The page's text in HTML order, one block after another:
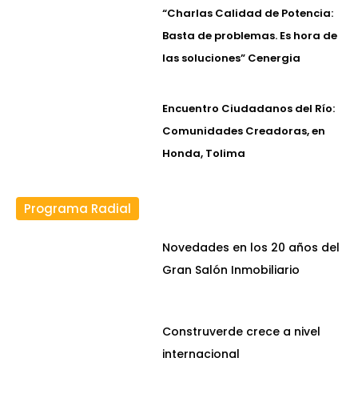
“Charlas Calidad de Potencia:
Basta de problemas. Es hora de
las soluciones” Cenergia
Encuentro Ciudadanos del Río:
Comunidades Creadoras, en
Honda, Tolima
Programa Radial
Novedades en los 20 años del
Gran Salón Inmobiliario
Construverde crece a nivel
internacional